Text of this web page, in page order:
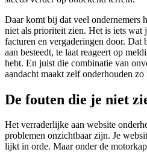
Daar komt bij dat veel ondernemers
niet als prioriteit zien. Het is iets wat
facturen en vergaderingen door. Dat
aan besteedt, te laat reageert op
hebt. En juist die combinatie van
aandacht maakt zelf onderhouden zo
De fouten die je niet
Het verraderlijke aan website
problemen onzichtbaar zijn. Je
lijkt in orde. Maar onder de